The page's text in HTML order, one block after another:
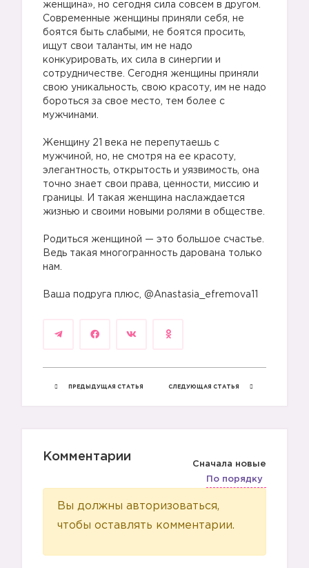
женщина», но сегодня сила совсем в другом.
Современные женщины приняли себя, не
боятся быть слабыми, не боятся просить,
ищут свои таланты, им не надо
конкурировать, их сила в синергии и
сотрудничестве. Сегодня женщины приняли
свою уникальность, свою красоту, им не надо
бороться за свое место, тем более с
мужчинами.
Женщину 21 века не перепутаешь с
мужчиной, но, не смотря на ее красоту,
элегантность, открытость и уязвимость, она
точно знает свои права, ценности, миссию и
границы. И такая женщина наслаждается
жизнью и своими новыми ролями в обществе.
Родиться женщиной — это большое счастье.
Ведь такая многогранность дарована только
нам.
Ваша подруга плюс, @Anastasia_efremova11
ПРЕДЫДУЩАЯ СТАТЬЯ СЛЕДУЮЩАЯ СТАТЬЯ
Комментарии
Сначала новые
По порядку
Вы должны авторизоваться,
чтобы оставлять комментарии.